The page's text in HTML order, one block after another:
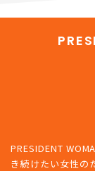
PRESIDENT
き続けたい女性の